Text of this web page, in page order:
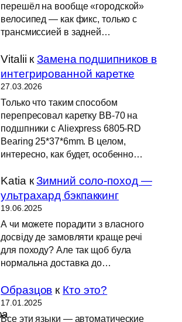
перешёл на вообще «городской»
велосипед — как фикс, только с
трансмиссией в задней…
Vitalii кЗамена подшипников в
интегрированной каретке
27.03.2026
Только что таким способом
перепресовал каретку BB-70 на
подшпники с Aliexpress 6805-RD
Bearing 25*37*6mm. В целом,
интересно, как будет, особенно…
KatiaкЗимний соло-поход —
ультрахард бэкпаккинг
19.06.2025
А чи можете порадити з власного
досвіду де замовляти краще речі
для походу? Але так щоб була
нормальна доставка до…
Образцов к Кто это?
17.01.2025
Все эти языки — автоматические